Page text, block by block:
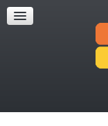
超解像顕微鏡
超解像顕微鏡の